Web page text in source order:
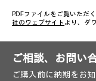
PDFファイルをご覧いただ
社のウェブサイト より、ダ
ご相談、お問い
ご購入前に納期をお